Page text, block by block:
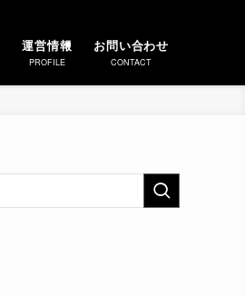
運営情報
PROFILE
お問い合わせ
CONTACT